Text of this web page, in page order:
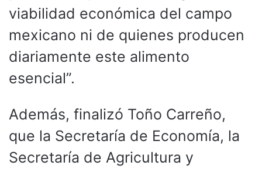
viabilidad económica del campo
mexicano ni de quienes producen
diariamente este alimento
esencial”.
Además, finalizó Toño Carreño,
que la Secretaría de Economía, la
Secretaría de Agricultura y